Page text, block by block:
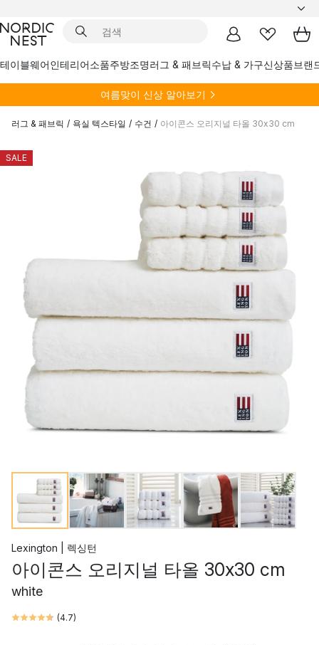
테이블웨어인테리어소품주방조명러그 & 패브릭수납 & 가구신상품브랜
여름맞이 신상 알아보기
러그 & 패브릭 / 욕실 텍스타일 / 수건 / 아이콘스 오리지널 타올 30x30 cm
SALE
Lexington | 렉싱턴
아이콘스 오리지널 타올 30x30 cm
white
(4.7)